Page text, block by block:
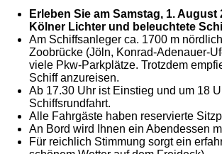
Erleben Sie am Samstag, 1.
Kölner Lichter und beleuchtete
Am Schiffsanleger ca. 1700 m
Zoobrücke (Jöln, Konrad-Adenauer-
viele Pkw-Parkplätze. Trotzdem
Schiff anzureisen.
Ab 17.30 Uhr ist Einstieg und um 18
Schiffsrundfahrt.
Alle Fahrgäste haben reservierte
An Bord wird Ihnen ein Abendessen
Für reichlich Stimmung sorgt ein